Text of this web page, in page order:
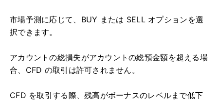
市場予測に応じて、BUY または SELL オプションを選
択できます。
アカウントの総損失がアカウントの総預金額を超える場
合、CFD の取引は許可されません。
CFD を取引する際、残高がボーナスのレベルまで低下